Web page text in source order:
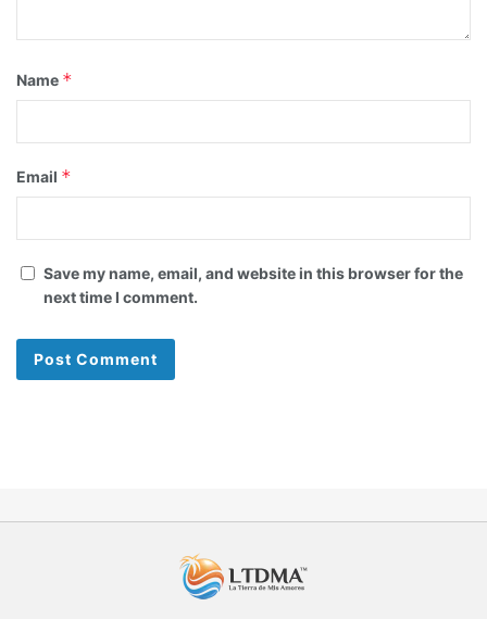
Name *
Email *
Save my name, email, and website in this browser for the
next time I comment.